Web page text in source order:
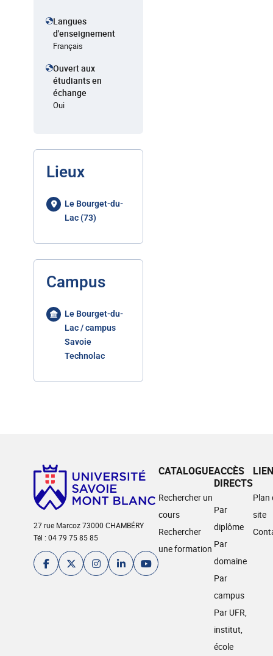
Langues
d'enseignement
Français
Ouvert aux
étudiants en
échange
Oui
Lieux
Le Bourget-du-
Lac (73)
Campus
Le Bourget-du-
Lac / campus
Savoie
Technolac
27 rue Marcoz 73000 CHAMBÉRY
Tél : 04 79 75 85 85
CATALOGUE
Rechercher un
cours
Rechercher
une formation
ACCÈS
DIRECTS
Par
diplôme
Par
domaine
Par
campus
Par UFR,
institut,
école
Plan
site